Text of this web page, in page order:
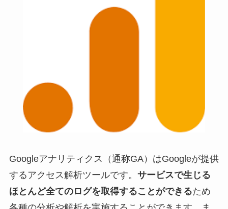
Googleアナリティクス（通称GA）はGoogleが提供
するアクセス解析ツールです。 サービスで生じる
ほとんど全てのログを取得することができるため